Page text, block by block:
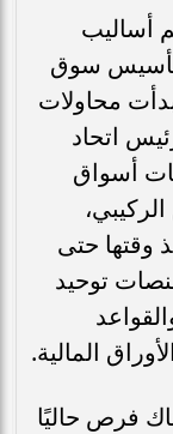
أساليب
تأسيس سوق
محاولات
بقيادة رئيس اتحاد
أسواق
وقتها حتى
توحيد
المالية.
فرص حاليًا